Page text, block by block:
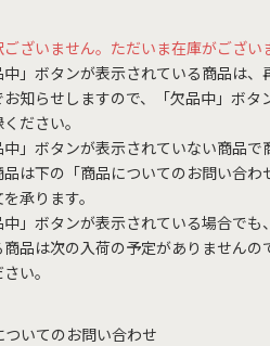
ざいません。ただいま在庫がござい
中」ボタンが表示されている商品は
お知らせしますので、「欠品中」ボタ
ださい。
中」ボタンが表示されていない商品
品は下の「商品についてのお問い合わ
承ります。
中」ボタンが表示されている場合でも
商品は次の入荷の予定がありませんの
い。
ついてのお問い合わせ